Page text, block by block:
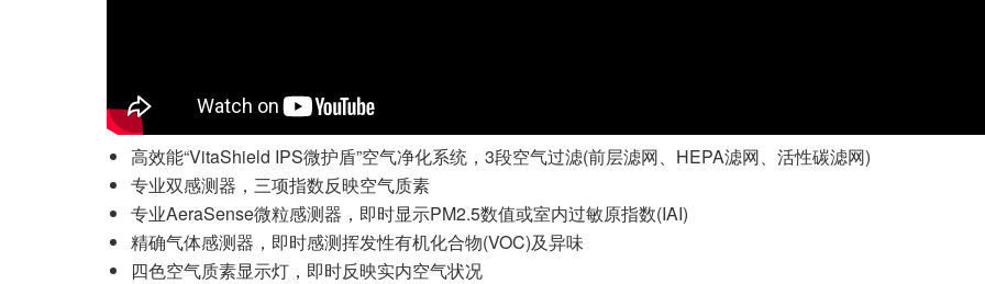
高效能“VitaShield IPS微护盾”空气净化系统，3段空气过滤(前层滤网、HEPA滤网、活性碳滤网)
专业双感测器，三项指数反映空气质素
专业AeraSense微粒感测器，即时显示PM2.5数值或室内过敏原指数(IAI)
精确气体感测器，即时感测挥发性有机化合物(VOC)及异味
四色空气质素显示灯，即时反映实内空气状况